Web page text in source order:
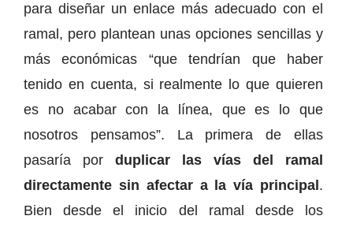
para diseñar un enlace más adecuado con el
ramal, pero plantean unas opciones sencillas y
más económicas “que tendrían que haber
tenido en cuenta, si realmente lo que quieren
es no acabar con la línea, que es lo que
nosotros pensamos”. La primera de ellas
pasaría por duplicar las vías del ramal
directamente sin afectar a la vía principal .
Bien desde el inicio del ramal desde los